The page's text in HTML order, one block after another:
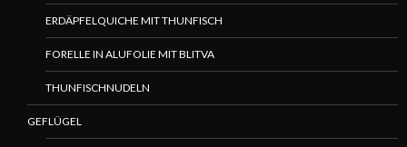
ERDÄPFELQUICHE MIT THUNFISCH
FORELLE IN ALUFOLIE MIT BLITVA
THUNFISCHNUDELN
GEFLÜGEL